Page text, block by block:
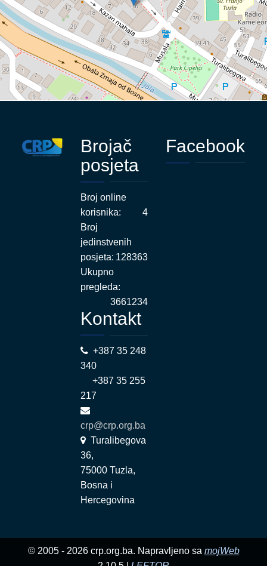
Brojač
posjeta
Broj online
korisnika:
4
Broj
jedinstvenih
posjeta: 128363
Ukupno
pregleda:
3661234
Kontakt
+387 35 248
340
+387 35 255
217
crp@crp.org.ba
Turalibegova
36,
75000 Tuzla,
Bosna i
Hercegovina
Facebook
© 2005 - 2026 crp.org.ba. Napravljeno sa mojWeb